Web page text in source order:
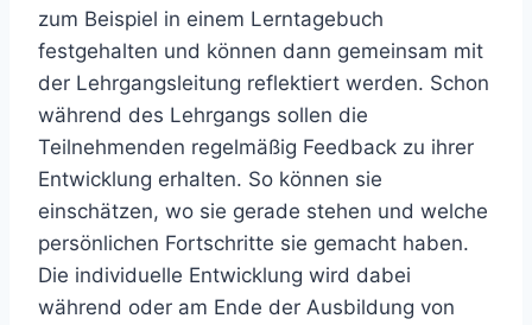
zum Beispiel in einem Lerntagebuch
festgehalten und können dann gemeinsam mit
der Lehrgangsleitung reflektiert werden. Schon
während des Lehrgangs sollen die
Teilnehmenden regelmäßig Feedback zu ihrer
Entwicklung erhalten. So können sie
einschätzen, wo sie gerade stehen und welche
persönlichen Fortschritte sie gemacht haben.
Die individuelle Entwicklung wird dabei
während oder am Ende der Ausbildung von